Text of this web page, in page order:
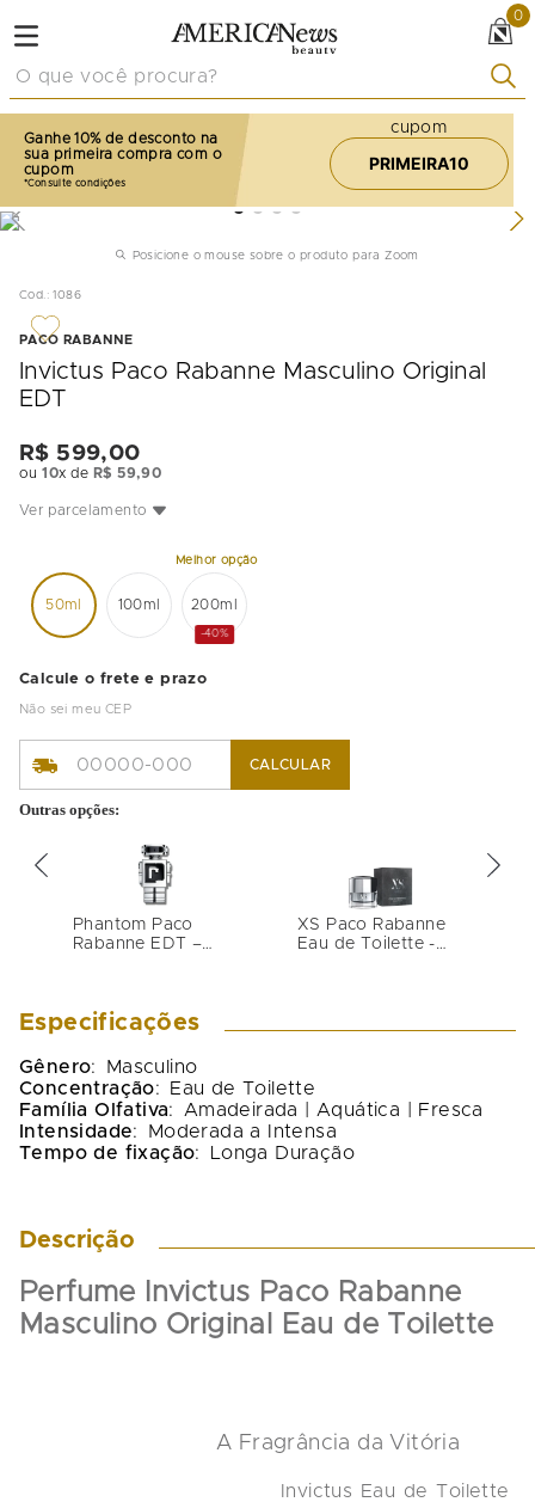
0
Ganhe 10% de desconto na
sua primeira compra com o
cupom
cupom
PRIMEIRA10
Posicione o mouse sobre o produto para Zoom
Cod. :1086
PACO RABANNE
Invictus Paco Rabanne Masculino Original
EDT
R$ 599,00
ou10x de R$ 59,90
Ver parcelamento
50ml 100ml 200ml
-40%
Calcule o frete e prazo
Não sei meu CEP
CALCULAR
Outras opções:
Phantom Paco
Rabanne EDT –
XS Paco Rabanne
Eau de Toilette -
Especificações
Gênero:
Masculino
Concentração:
Eau de Toilette
Família Olfativa:
Amadeirada | Aquática | Fresca
Intensidade:
Moderada a Intensa
Tempo de fixação: Longa Duração
Descrição
Perfume Invictus Paco Rabanne
Masculino Original Eau de Toilette
A Fragrância da Vitória